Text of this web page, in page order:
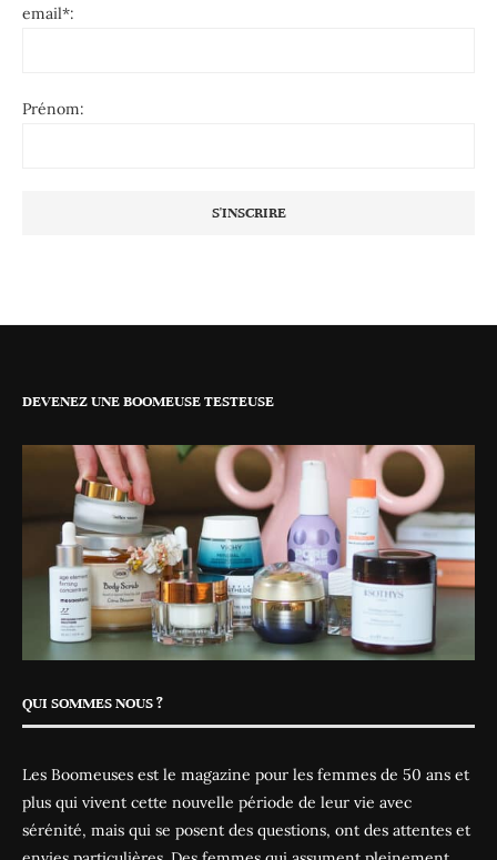
email*:
Prénom:
DEVENEZ UNE BOOMEUSE TESTEUSE
QUI SOMMES NOUS ?
Les Boomeuses est le magazine pour les femmes de 50 ans et
plus qui vivent cette nouvelle période de leur vie avec
sérénité, mais qui se posent des questions, ont des attentes et